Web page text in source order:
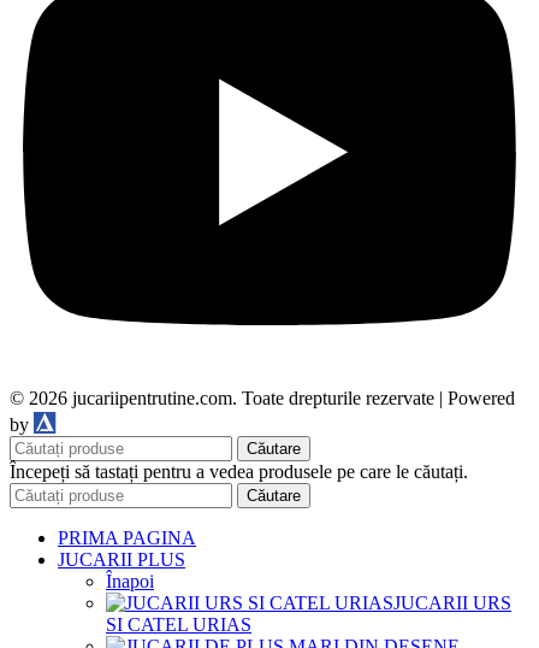
© 2026 jucariipentrutine.com. Toate drepturile rezervate | Powered
by
Căutare
Începeți să tastați pentru a vedea produsele pe care le căutați.
Căutare
PRIMA PAGINA
JUCARII PLUS
Înapoi
JUCARII URS
SI CATEL URIAS